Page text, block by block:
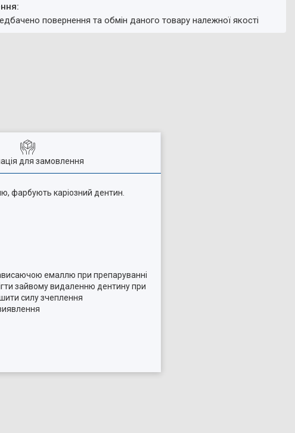
повернення та обмін даного товару належної якості
для замовлення
фарбують каріозний дентин.
емаллю при препаруванні
зайвому видаленню дентину при
силу зчеплення